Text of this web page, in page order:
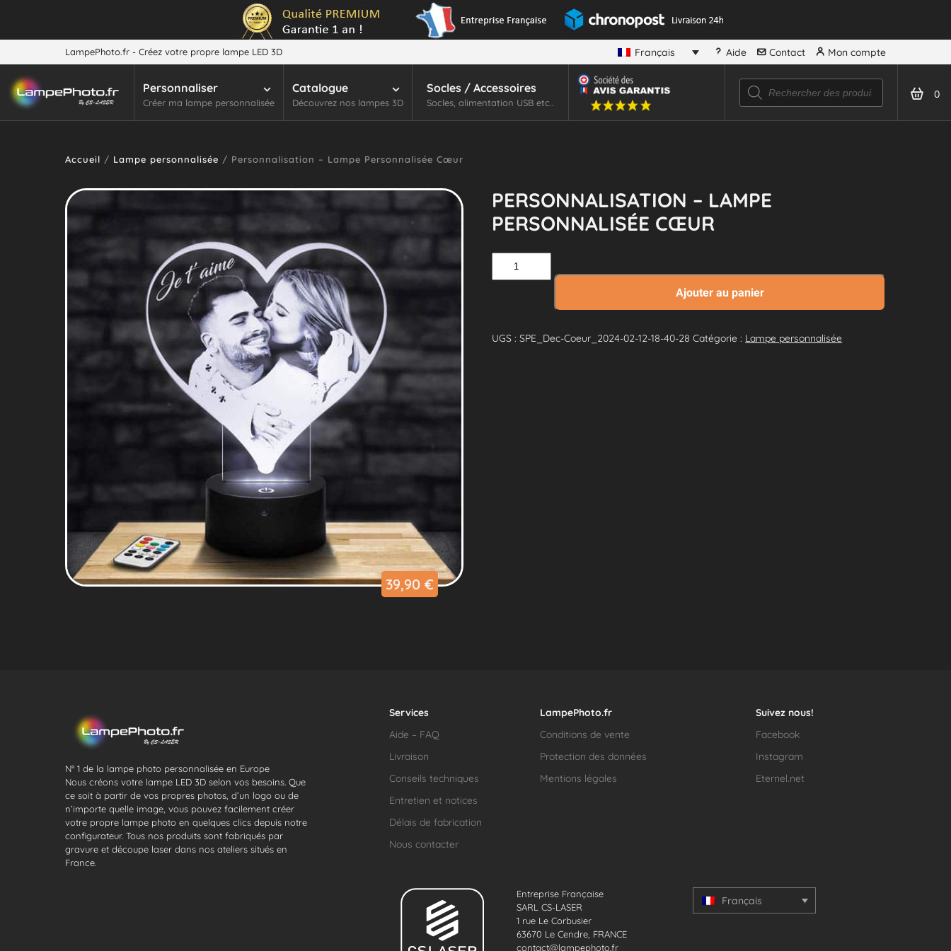
LampePhoto.fr - Créez votre propre lampe LED 3D Français Aide Contact Mon compte
Personnaliser
Créer ma lampe personnalisée
Catalogue
Découvrez nos lampes 3D
Socles / Accessoires
Socles, alimentation USB etc..
Recherche
de
produits
0
Accueil / Lampe personnalisée / Personnalisation – Lampe Personnalisée Cœur
39,90 €
PERSONNALISATION – LAMPE
PERSONNALISÉE CŒUR
Personnalisée
Ajouter au panier
UGS :SPE_Dec-Coeur_2024-02-12-18-40-28 Catégorie : Lampe personnalisée
N° 1 de la lampe photo personnalisée en Europe
Nous créons votre lampe LED 3D selon vos besoins. Que
ce soit à partir de vos propres photos, d’un logo ou de
n’importe quelle image, vous pouvez facilement créer
votre propre lampe photo en quelques clics depuis notre
configurateur. Tous nos produits sont fabriqués par
gravure et découpe laser dans nos ateliers situés en
France.
Services
Aide – FAQ
Livraison
Conseils techniques
Entretien et notices
Délais de fabrication
Nous contacter
LampePhoto.fr
Conditions de vente
Protection des données
Mentions légales
Suivez nous!
Facebook
Instagram
Eternel.net
Entreprise Française
SARL CS-LASER
1 rue Le Corbusier
63670 Le Cendre, FRANCE
contact@lampephoto.fr
Français